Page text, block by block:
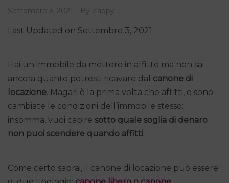
Settembre 3, 2021 By Zappy
Last Updated on Settembre 3, 2021
Hai un immobile da mettere in affitto ma non sai
ancora quanto potresti ricavare dal canone di
locazione. Magari è la prima volta che affitti, o sono
cambiate le condizioni dell’immobile stesso:
insomma, vuoi capire sotto quale soglia di denaro
non puoi scendere quando affitti.
Come certo saprai, il canone di locazione può essere